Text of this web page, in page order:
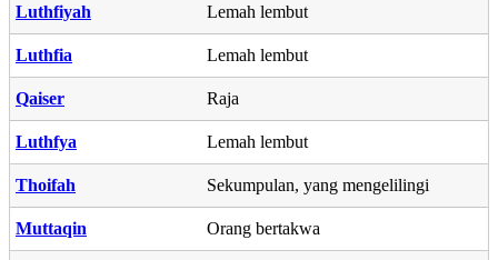
Luthfiyah Lemah lembut
Luthfia Lemah lembut
Qaiser Raja
Luthfya Lemah lembut
Thoifah Sekumpulan, yang mengelilingi
Muttaqin Orang bertakwa